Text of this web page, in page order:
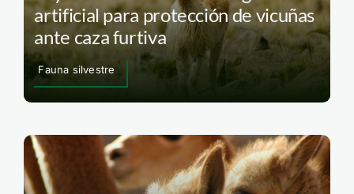
artificial para protección de vicuñas
ante caza furtiva
Fauna silvestre